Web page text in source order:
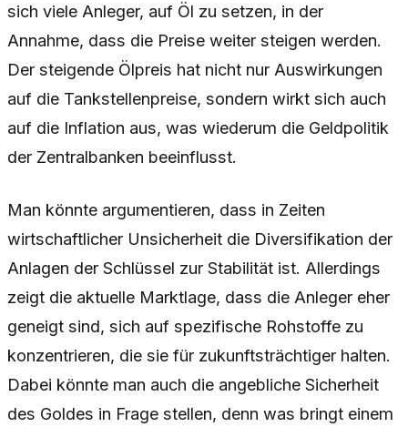
sich viele Anleger, auf Öl zu setzen, in der
Annahme, dass die Preise weiter steigen werden.
Der steigende Ölpreis hat nicht nur Auswirkungen
auf die Tankstellenpreise, sondern wirkt sich auch
auf die Inflation aus, was wiederum die Geldpolitik
der Zentralbanken beeinflusst.
Man könnte argumentieren, dass in Zeiten
wirtschaftlicher Unsicherheit die Diversifikation der
Anlagen der Schlüssel zur Stabilität ist. Allerdings
zeigt die aktuelle Marktlage, dass die Anleger eher
geneigt sind, sich auf spezifische Rohstoffe zu
konzentrieren, die sie für zukunftsträchtiger halten.
Dabei könnte man auch die angebliche Sicherheit
des Goldes in Frage stellen, denn was bringt einem